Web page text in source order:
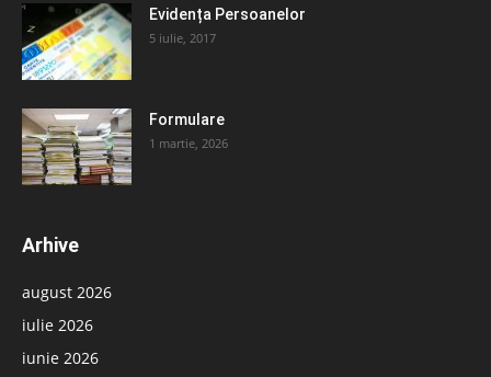
Evidența Persoanelor
5 iulie, 2017
Formulare
1 martie, 2026
Arhive
august 2026
iulie 2026
iunie 2026